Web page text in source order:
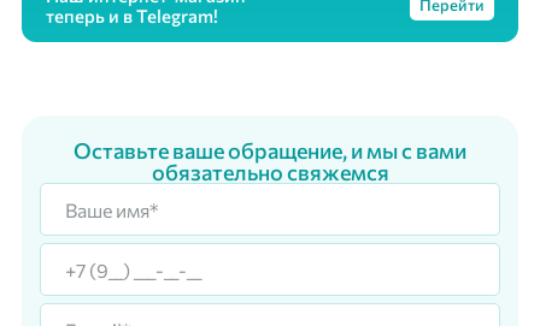
теперь и в Telegram!
Перейти
Оставьте ваше обращение, и мы с вами
обязательно свяжемся